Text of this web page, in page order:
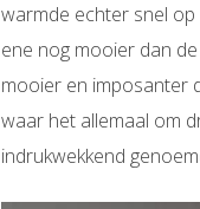
warmde echter snel
ene nog mooier dan
mooier en imposanter
waar het allemaal om
indrukwekkend